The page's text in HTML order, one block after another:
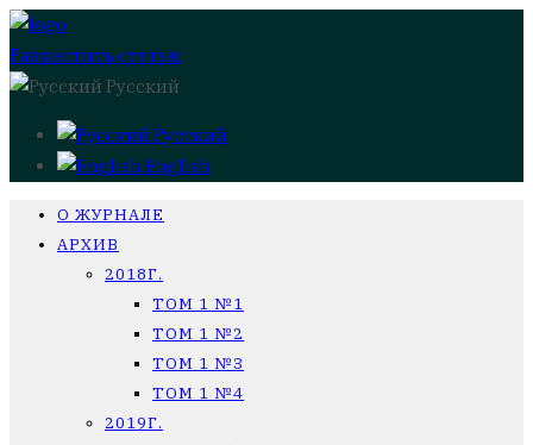
Разместить статью
Русский
Русский
English
О ЖУРНАЛЕ
АРХИВ
2018Г.
ТОМ 1 №1
ТОМ 1 №2
ТОМ 1 №3
ТОМ 1 №4
2019Г.